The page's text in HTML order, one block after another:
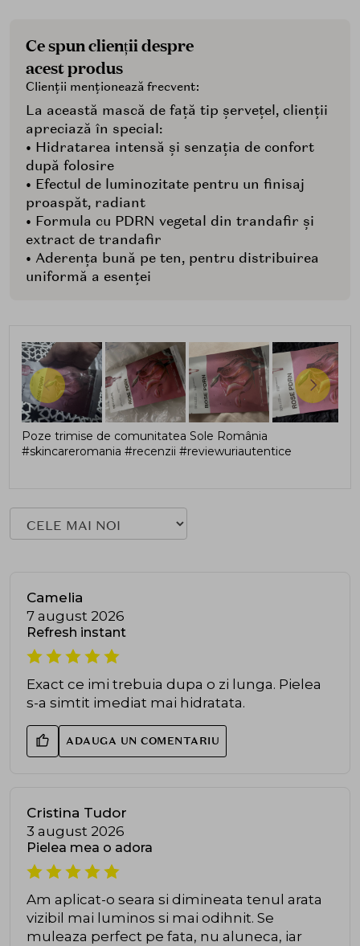
Ce spun clienții despre
acest produs
Clienții menționează frecvent:
La această mască de față tip șervețel, clienții
apreciază în special:
• Hidratarea intensă și senzația de confort
după folosire
• Efectul de luminozitate pentru un finisaj
proaspăt, radiant
• Formula cu PDRN vegetal din trandafir și
extract de trandafir
• Aderența bună pe ten, pentru distribuirea
uniformă a esenței
Poze trimise de comunitatea Sole România
#skincareromania #recenzii #reviewuriautentice
Camelia
7 august 2026
Refresh instant
Exact ce imi trebuia dupa o zi lunga. Pielea
s-a simtit imediat mai hidratata.
ADAUGA UN COMENTARIU
Cristina Tudor
3 august 2026
Pielea mea o adora
Am aplicat-o seara si dimineata tenul arata
vizibil mai luminos si mai odihnit. Se
muleaza perfect pe fata, nu aluneca, iar